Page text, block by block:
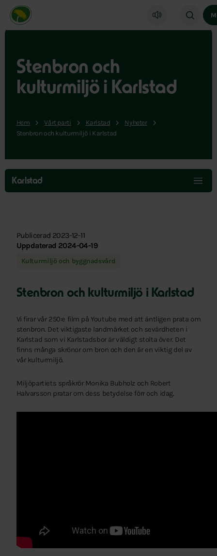
Miljöpartiet de gröna, startsida
Stenbron och
kulturmiljö i Karlstad
Hem Vårt parti Karlstad
Nyheter
Stenbron och kulturmiljö i Karlstad
Hoppa
över
menyn
Karlstad
Publicerad 2023-12-11
Uppdaterad 2024-04-19
Kulturmiljö och byggnadsvård
Stenbron och kulturmiljö i Karlstad
Vi firar vår 250:e film på Youtube med att äntligen prata om
stenbron. Det viktigaste landmärket och sevärdheten i
Karlstad som vi Karlstadsbor är väldigt stolta över. Det
finns många skrönor om bron och den är en viktig del av
vår kulturmiljö.
Miljöpartiets språkrör Monika Bubholz och Robert
Halvarsson pratar om dess betydelse förr och idag.